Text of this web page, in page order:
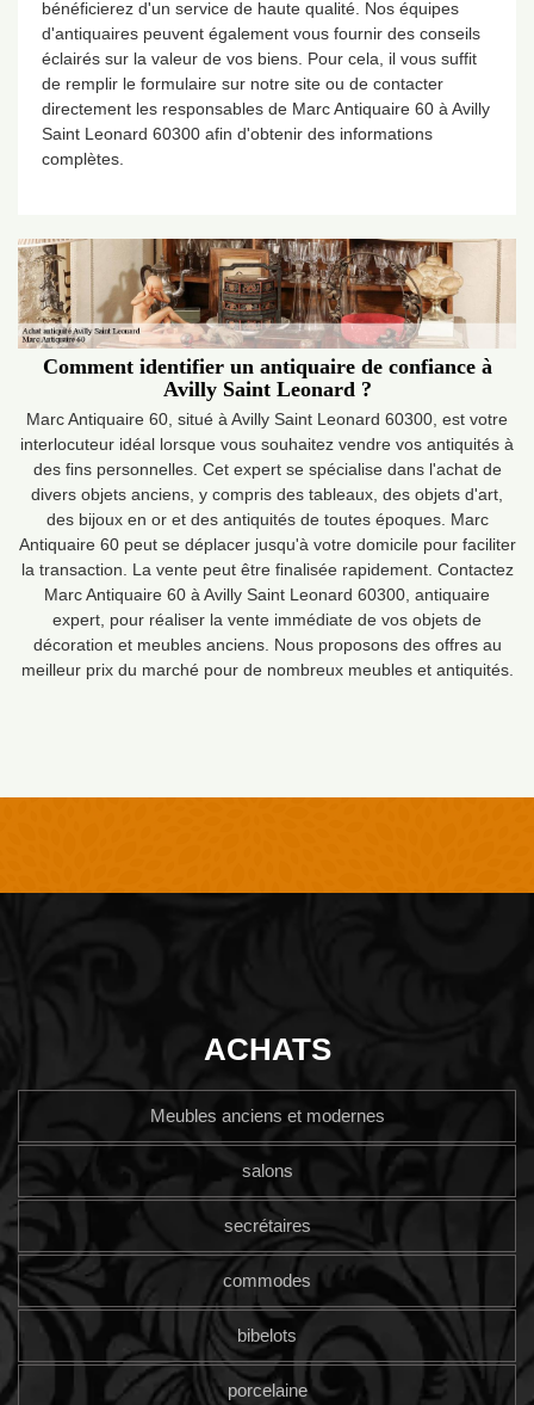
bénéficierez d'un service de haute qualité. Nos équipes
d'antiquaires peuvent également vous fournir des conseils
éclairés sur la valeur de vos biens. Pour cela, il vous suffit
de remplir le formulaire sur notre site ou de contacter
directement les responsables de Marc Antiquaire 60 à Avilly
Saint Leonard 60300 afin d'obtenir des informations
complètes.
Comment identifier un antiquaire de confiance à
Avilly Saint Leonard ?
Marc Antiquaire 60, situé à Avilly Saint Leonard 60300, est votre
interlocuteur idéal lorsque vous souhaitez vendre vos antiquités à
des fins personnelles. Cet expert se spécialise dans l'achat de
divers objets anciens, y compris des tableaux, des objets d'art,
des bijoux en or et des antiquités de toutes époques. Marc
Antiquaire 60 peut se déplacer jusqu'à votre domicile pour faciliter
la transaction. La vente peut être finalisée rapidement. Contactez
Marc Antiquaire 60 à Avilly Saint Leonard 60300, antiquaire
expert, pour réaliser la vente immédiate de vos objets de
décoration et meubles anciens. Nous proposons des offres au
meilleur prix du marché pour de nombreux meubles et antiquités.
ACHATS
Meubles anciens et modernes
salons
secrétaires
commodes
bibelots
porcelaine